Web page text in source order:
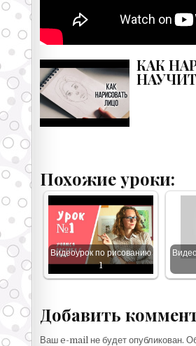
КАК
Похожие уроки:
Видеоурок по рисованию
1
Добавить
Ваш e-mail не будет опубликован.